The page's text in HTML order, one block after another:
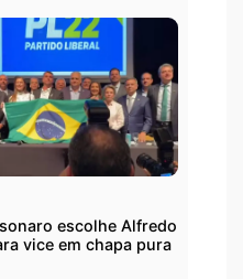
Política
Violência domina o debate
ao Governo de Rondônia